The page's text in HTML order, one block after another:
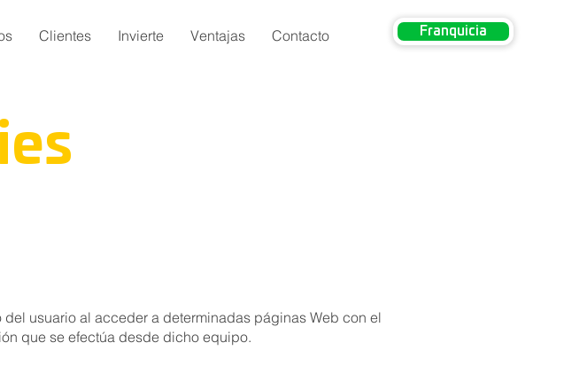
Clientes Invierte Ventajas Contacto Franquicia
usuario al acceder a determinadas páginas Web con el
que se efectúa desde dicho equipo.